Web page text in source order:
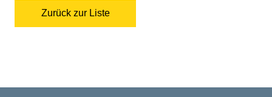
Zurück zur Liste